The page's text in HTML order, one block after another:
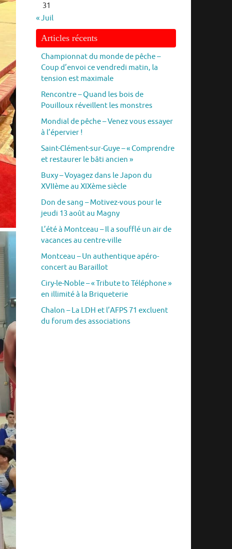
31
« Juil
Articles récents
Championnat du monde de pêche –
Coup d’envoi ce vendredi matin, la
tension est maximale
Rencontre – Quand les bois de
Pouilloux réveillent les monstres
Mondial de pêche – Venez vous essayer
à l’épervier !
Saint-Clément-sur-Guye – « Comprendre
et restaurer le bâti ancien »
Buxy – Voyagez dans le Japon du
XVIIème au XIXème siècle
Don de sang – Motivez-vous pour le
jeudi 13 août au Magny
L’été à Montceau – Il a soufflé un air de
vacances au centre-ville
Montceau – Un authentique apéro-
concert au Baraillot
Ciry-le-Noble – « Tribute to Téléphone »
en illimité à la Briqueterie
Chalon – La LDH et l’AFPS 71 excluent
du forum des associations